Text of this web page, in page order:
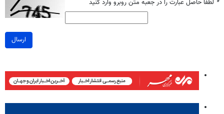
* لطفا حاصل عبارت را در جعبه متن روبرو وارد کنید
ارسال